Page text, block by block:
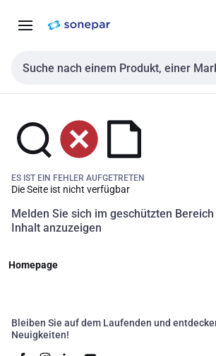
NavigationInhalt
Sucheingabe
ES IST EIN FEHLER AUFGETRETEN
Die Seite ist nicht verfügbar
Melden Sie sich im geschützten
Inhalt anzuzeigen
Homepage
Bleiben Sie auf dem Laufenden und
Neuigkeiten!